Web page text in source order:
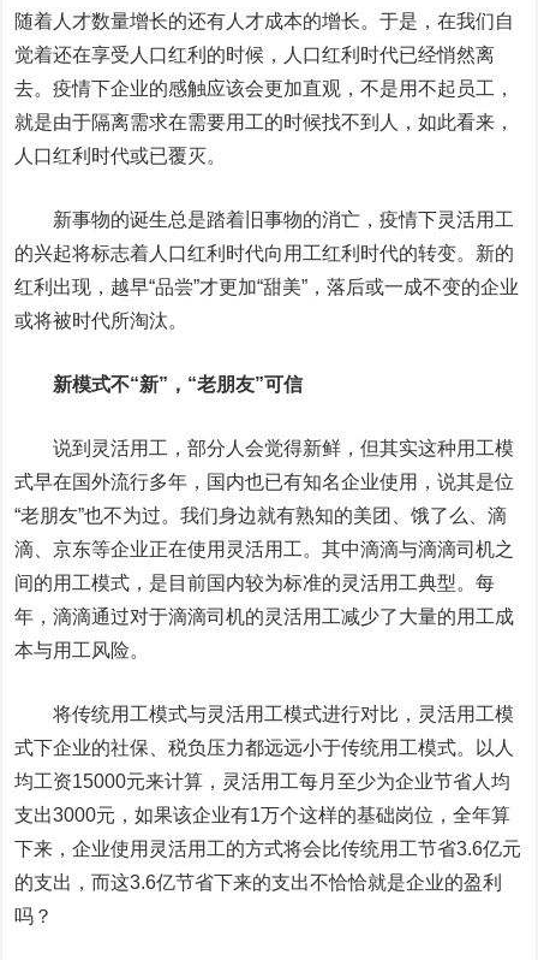
随着人才数量增长的还有人才成本的增长。于是，在我们自
觉着还在享受人口红利的时候，人口红利时代已经悄然离
去。疫情下企业的感触应该会更加直观，不是用不起员工，
就是由于隔离需求在需要用工的时候找不到人，如此看来，
人口红利时代或已覆灭。
新事物的诞生总是踏着旧事物的消亡，疫情下灵活用工
的兴起将标志着人口红利时代向用工红利时代的转变。新的
红利出现，越早“品尝”才更加“甜美”，落后或一成不变的企业
或将被时代所淘汰。
新模式不“新”，“老朋友”可信
说到灵活用工，部分人会觉得新鲜，但其实这种用工模
式早在国外流行多年，国内也已有知名企业使用，说其是位
“老朋友”也不为过。我们身边就有熟知的美团、饿了么、滴
滴、京东等企业正在使用灵活用工。其中滴滴与滴滴司机之
间的用工模式，是目前国内较为标准的灵活用工典型。每
年，滴滴通过对于滴滴司机的灵活用工减少了大量的用工成
本与用工风险。
将传统用工模式与灵活用工模式进行对比，灵活用工模
式下企业的社保、税负压力都远远小于传统用工模式。以人
均工资15000元来计算，灵活用工每月至少为企业节省人均
支出3000元，如果该企业有1万个这样的基础岗位，全年算
下来，企业使用灵活用工的方式将会比传统用工节省3.6亿元
的支出，而这3.6亿节省下来的支出不恰恰就是企业的盈利
吗？